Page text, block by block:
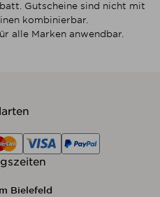
Gutscheine sind nicht mit
kombinierbar.
alle Marken anwendbar.
Bielefeld